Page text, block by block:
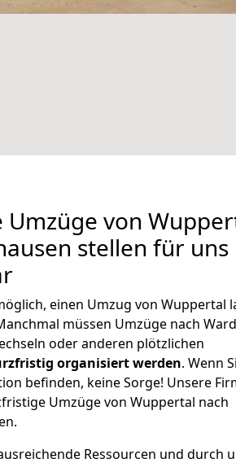
von
stellen für uns
einen Umzug von Wuppertal
müssen Umzüge nach
oder anderen plötzlichen
organisiert werden. Wenn
befinden, keine Sorge! Unsere
Umzüge von Wuppertal nach
Ressourcen und durch